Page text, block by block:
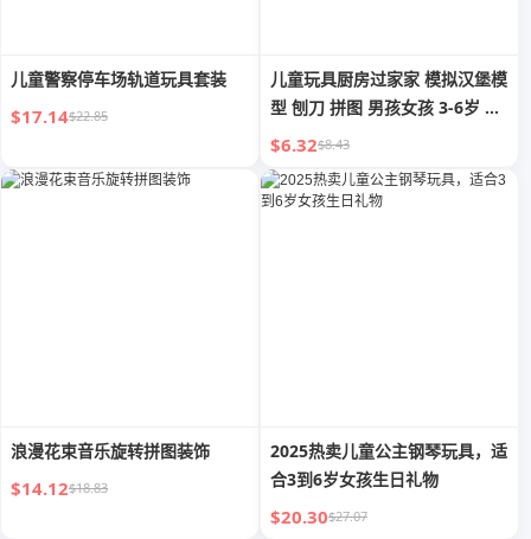
儿童警察停车场轨道玩具套装
$17.14$22.85
儿童玩具厨房过家家 模拟汉堡模
型 刨刀 拼图 男孩女孩 3-6岁 生
日礼物
$6.32$8.43
浪漫花束音乐旋转拼图装饰
$14.12$18.83
2025热卖儿童公主钢琴玩具，适
合3到6岁女孩生日礼物
$20.30$27.07